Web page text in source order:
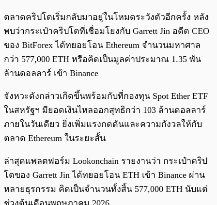
ตลาดคริปโตเริ่มกลับมาอยู่ในโหมดระวังตัวอีกครั้ง หลัง
พบว่ากระเป๋าคริปโตที่เชื่อมโยงกับ Garrett Jin อดีต CEO
ของ BitForex ได้ทยอยโอน Ethereum จำนวนมหาศาล
กว่า 577,000 ETH หรือคิดเป็นมูลค่าประมาณ 1.35 พัน
ล้านดอลลาร์ เข้า Binance
จังหวะดังกล่าวเกิดขึ้นพร้อมกับที่กองทุน Spot Ether ETF
ในสหรัฐฯ มียอดเงินไหลออกสุทธิกว่า 103 ล้านดอลลาร์
ภายในวันเดียว ยิ่งเพิ่มแรงกดดันและความกังวลให้กับ
ตลาด Ethereum ในระยะสั้น
ล่าสุดแพลตฟอร์ม Lookonchain รายงานว่า กระเป๋าคริป
โตของ Garrett Jin ได้ทยอยโอน ETH เข้า Binance ผ่าน
หลายธุรกรรม คิดเป็นจำนวนทั้งสิ้น 577,000 ETH นับแต่